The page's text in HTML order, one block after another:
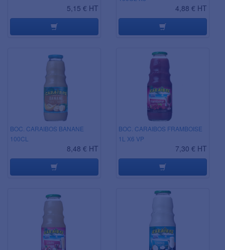
5,15 € HT 4,88 € HT
BOC. CARAIBOS BANANE
100CL
8,48 € HT
BOC. CARAIBOS FRAMBOISE
1L X6 VP
7,30 € HT